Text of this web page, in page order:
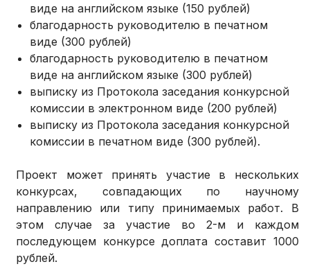
виде на английском языке (150 рублей)
благодарность руководителю в печатном
виде (300 рублей)
благодарность руководителю в печатном
виде на английском языке (300 рублей)
выписку из Протокола заседания конкурсной
комиссии в электронном виде (200 рублей)
выписку из Протокола заседания конкурсной
комиссии в печатном виде (300 рублей).
Проект может принять участие в нескольких
конкурсах, совпадающих по научному
направлению или типу принимаемых работ. В
этом случае за участие во 2-м и каждом
последующем конкурсе доплата составит 1000
рублей.